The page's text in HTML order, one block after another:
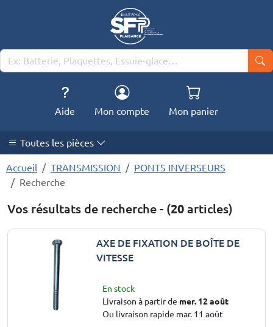
Aide Mon compte Mon panier
Toutes les pièces
Accueil TRANSMISSION
PONTS INVERSEURS
Recherche
Vos résultats de recherche - (20 articles)
AXE DE FIXATION DE BOÎTE DE
VITESSE
En stock
Livraison à partir de mer. 12 août
Ou livraison rapide mar. 11 août